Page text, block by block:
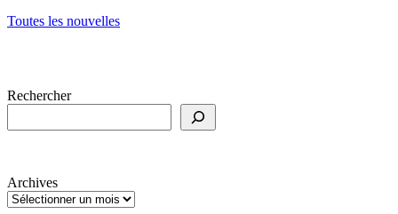
Toutes les nouvelles
Rechercher
Archives